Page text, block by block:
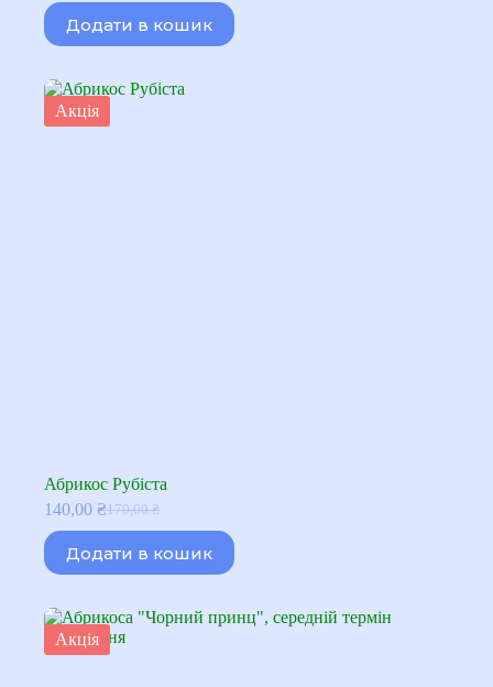
170,00 ₴.
140,00 ₴.
Додати в кошик
Акція
Абрикос Рубіста
170,00₴
Оригінальна
170,00 ₴.
140,00 ₴Поточна
140,00 ₴.
Додати в кошик
Акція